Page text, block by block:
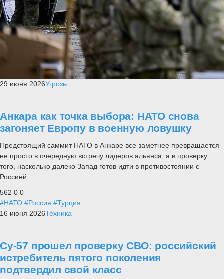
29 июня 2026Угрозы
Анкара как точка выбора: НАТО снова
загоняет Европу в военную ловушку
Предстоящий саммит НАТО в Анкаре все заметнее превращается
не просто в очередную встречу лидеров альянса, а в проверку
того, насколько далеко Запад готов идти в противостоянии с
Россией....
562 0 0
#НАТО #Россия #Турция
16 июня 2026Техника
Су-57 прошел проверку СВО: российский
истребитель пятого поколения
подтвердил свой класс